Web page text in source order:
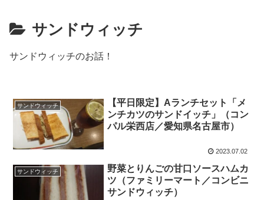
サンドウィッチ
サンドウィッチのお話！
サンドウィッチ
【平日限定】Aランチセット「メ
ンチカツのサンドイッチ」（コン
パル栄西店／愛知県名古屋市）
2023.07.02
サンドウィッチ
野菜とりんごの甘口ソースハムカ
ツ（ファミリーマート／コンビニ
サンドウィッチ）